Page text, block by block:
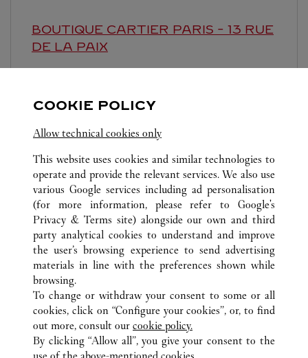
BOUTIQUE CARTIER PARIS - 13 RUE
DE LA PAIX
ALL CARTIER LOCATIONS
FRANCE
ROISSY-EN-FRANCE (AÉROPORT)
PARIS CHARLES-DE-GAULLE, PORTE L TERMINAL 2E
CUSTOMER CARE
CONTACT US
OUR COMPANY
COOKIE POLICY
Allow technical cookies only
This website uses cookies and similar technologies to
operate and provide the relevant services. We also use
various Google services including ad personalisation
(for more information, please refer to Google's
Privacy & Terms site) alongside our own and third
party analytical cookies to understand and improve
the user’s browsing experience to send advertising
materials in line with the preferences shown while
browsing.
To change or withdraw your consent to some or all
cookies, click on “Configure your cookies”, or, to find
out more, consult our cookie policy.
By clicking “Allow all”, you give your consent to the